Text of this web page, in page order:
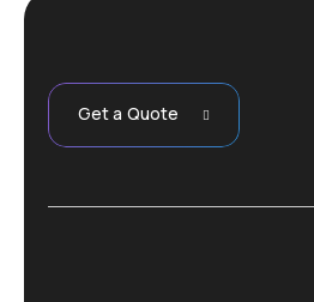
Get a Quote